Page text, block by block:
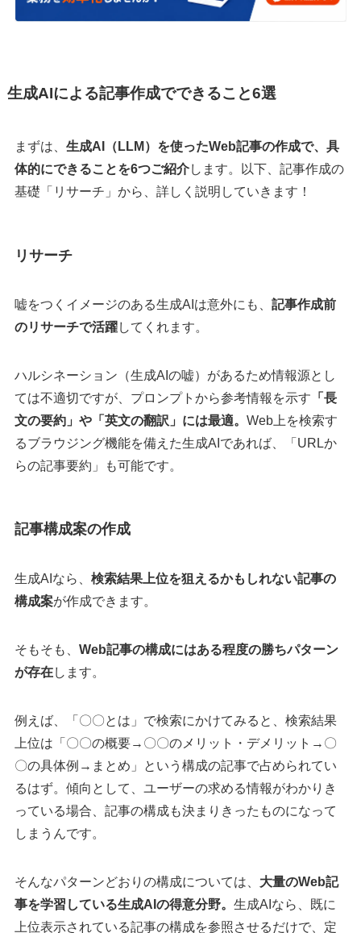
生成AIによる記事作成でできること6選
まずは、 生成AI（LLM）を使ったWeb記事の作成で、具
体的にできることを6つご紹介します。以下、記事作成の
基礎「リサーチ」から、詳しく説明していきます！
リサーチ
嘘をつくイメージのある生成AIは意外にも、 記事作成前
のリサーチで活躍してくれます。
ハルシネーション（生成AIの嘘）があるため情報源とし
ては不適切ですが、プロンプトから参考情報を示す 「長
文の要約」や「英文の翻訳」には最適。 Web上を検索す
るブラウジング機能を備えた生成AIであれば、「URLか
らの記事要約」も可能です。
記事構成案の作成
生成AIなら、 検索結果上位を狙えるかもしれない記事の
構成案が作成できます。
そもそも、 Web記事の構成にはある程度の勝ちパターン
が存在します。
例えば、「〇〇とは」で検索にかけてみると、検索結果
上位は「〇〇の概要→〇〇のメリット・デメリット→〇
〇の具体例→まとめ」という構成の記事で占められてい
るはず。傾向として、ユーザーの求める情報がわかりき
っている場合、記事の構成も決まりきったものになって
しまうんです。
そんなパターンどおりの構成については、 大量のWeb記
事を学習している生成AIの得意分野。 生成AIなら、既に
上位表示されている記事の構成を参照させるだけで、定